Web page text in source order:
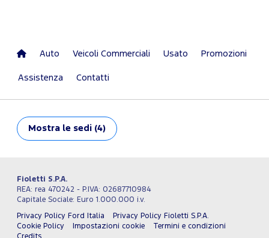
Auto Veicoli Commerciali Usato Promozioni
Assistenza Contatti
Mostra le sedi (4)
Fioletti S.P.A.
REA: rea 470242 - P.IVA: 02687710984
Capitale Sociale: Euro 1.000.000 i.v.
Privacy Policy Ford Italia
Privacy Policy Fioletti S.P.A.
Cookie Policy
Impostazioni cookie
Termini e condizioni